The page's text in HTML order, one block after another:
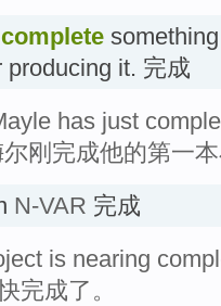
complete
producing it. 完成
has just
尔刚完成他的第一
N-VAR 完成
is nearing
完成了。